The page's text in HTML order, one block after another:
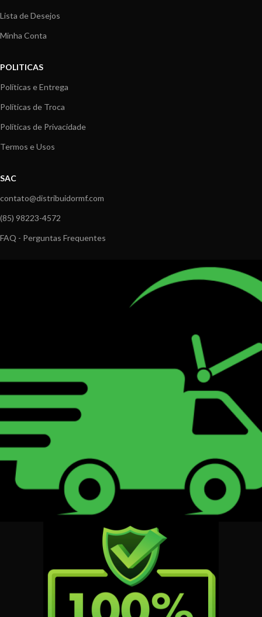
Lista de Desejos
Minha Conta
POLITICAS
Políticas e Entrega
Políticas de Troca
Políticas de Privacidade
Termos e Usos
SAC
contato@distribuidormf.com
(85) 98223-4572
FAQ - Perguntas Frequentes